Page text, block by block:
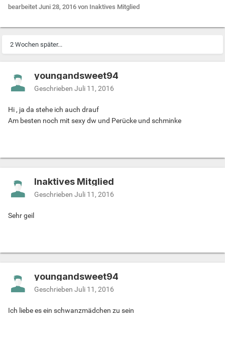
bearbeitet Juni 28, 2016 von Inaktives Mitglied
2 Wochen später...
youngandsweet94
Geschrieben Juli 11, 2016
Hi , ja da stehe ich auch drauf
Am besten noch mit sexy dw und Perücke und schminke
Inaktives Mitglied
Geschrieben Juli 11, 2016
Sehr geil
youngandsweet94
Geschrieben Juli 11, 2016
Ich liebe es ein schwanzmädchen zu sein